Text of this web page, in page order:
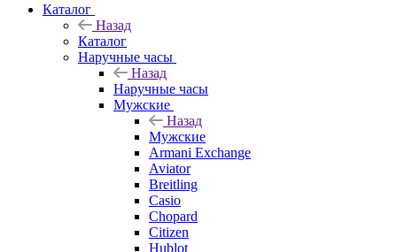
Каталог
Назад
Каталог
Наручные часы
Назад
Наручные часы
Мужские
Назад
Мужские
Armani Exchange
Aviator
Breitling
Casio
Chopard
Citizen
Hublot